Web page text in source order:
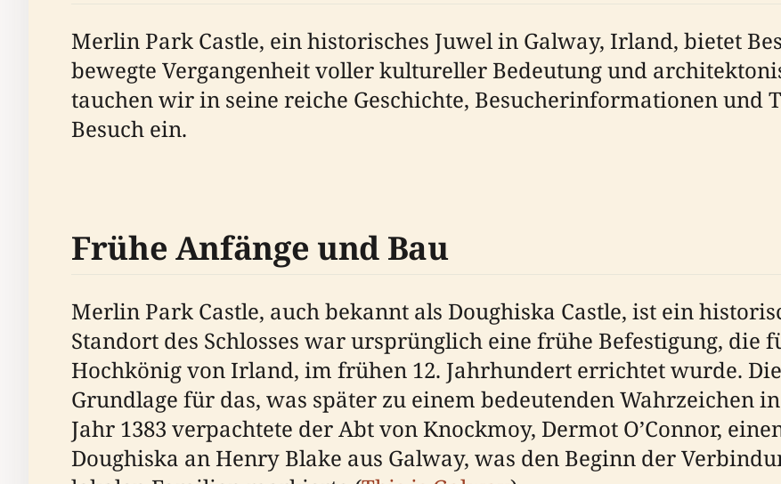
Merlin Park Castle, ein historisches Juwel in Galway, Irland, bietet
bewegte Vergangenheit voller kultureller Bedeutung und
tauchen wir in seine reiche Geschichte, Besucherinformationen und
Besuch ein.
Frühe Anfänge und Bau
Merlin Park Castle, auch bekannt als Doughiska Castle, ist ein
Standort des Schlosses war ursprünglich eine frühe Befestigung, die
Hochkönig von Irland, im frühen 12. Jahrhundert errichtet wurde.
Grundlage für das, was später zu einem bedeutenden Wahrzeichen
Jahr 1383 verpachtete der Abt von Knockmoy, Dermot O’Connor,
Doughiska an Henry Blake aus Galway, was den Beginn der